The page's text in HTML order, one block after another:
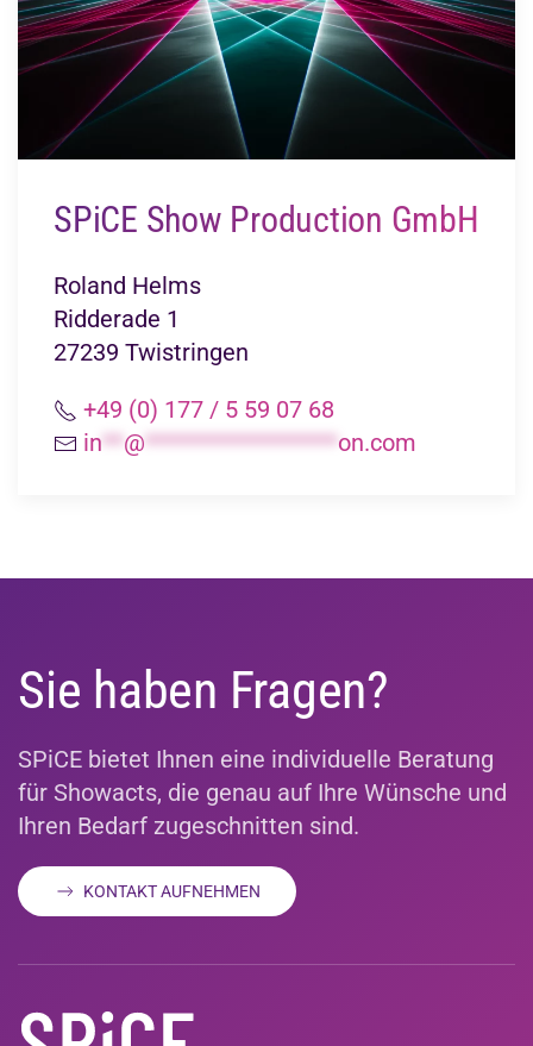
SPiCE Show Production GmbH
Roland Helms
Ridderade 1
27239 Twistringen
+49 (0) 177 / 5 59 07 68
in**@******************on.com
Sie haben Fragen?
SPiCE bietet Ihnen eine individuelle Beratung
für Showacts, die genau auf Ihre Wünsche und
Ihren Bedarf zugeschnitten sind.
KONTAKT AUFNEHMEN